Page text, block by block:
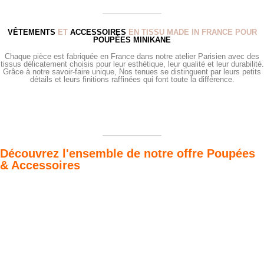
VÊTEMENTS ET ACCESSOIRES EN TISSU MADE IN FRANCE POUR
POUPÉES MINIKANE
Chaque pièce est fabriquée en France dans notre atelier Parisien avec des
tissus délicatement choisis pour leur esthétique, leur qualité et leur durabilité.
Grâce à notre savoir-faire unique, Nos tenues se distinguent par leurs petits
détails et leurs finitions raffinées qui font toute la différence.
Découvrez l'ensemble de notre offre Poupées
& Accessoires